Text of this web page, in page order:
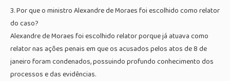
3. Por que o ministro Alexandre de Moraes foi escolhido como relator
do caso?
Alexandre de Moraes foi escolhido relator porque já atuava como
relator nas ações penais em que os acusados pelos atos de 8 de
janeiro foram condenados, possuindo profundo conhecimento dos
processos e das evidências.